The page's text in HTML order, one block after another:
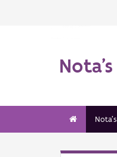
Nota's
Nota's